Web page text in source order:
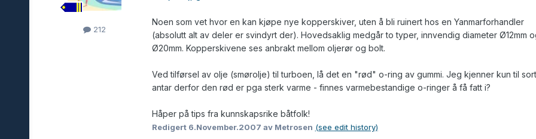
212
Noen som vet hvor en kan kjøpe nye kopperskiver, uten å bli ruinert hos en Yanmarforhandler
(absolutt alt av deler er svindyrt der). Hovedsaklig medgår to typer, innvendig diameter Ø12mm
Ø20mm. Kopperskivene ses anbrakt mellom oljerør og bolt.
Ved tilførsel av olje (smørolje) til turboen, lå det en "rød" o-ring av gummi. Jeg kjenner kun til
antar derfor den rød er pga sterk varme - finnes varmebestandige o-ringer å få fatt i?
Håper på tips fra kunnskapsrike båtfolk!
Redigert 6.November.2007 av Metrosen (see edit history)